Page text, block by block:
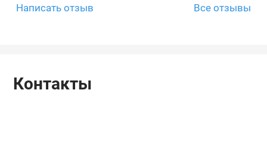
Написать отзыв Все отзывы
Контакты